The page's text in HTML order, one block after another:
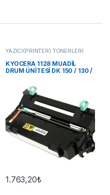
YAZICI(PRİNTER) TONERLERİ
KYOCERA 1128 MUADİL
DRUM ÜNİTESİ DK 150 / 130 /
1.763,20₺